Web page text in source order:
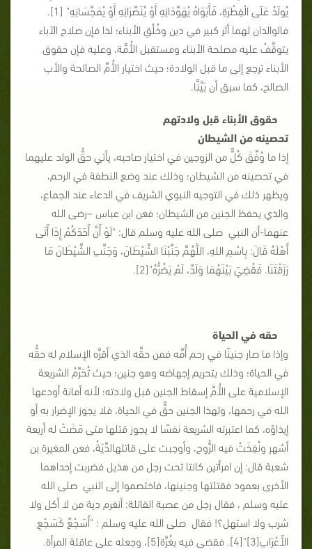
يُولَدُ عَلَى الْفِطْرَةِ، فَأَبَوَاهُ يُهَوِّدَانِهِ أَوْ يُنَصِّرَانِهِ أَوْ يُمَجِّسَانِهِ" [1].
فالوالدان لهما أثر كبير في دين وخُلُقِ الأبناء؛ لذا فإن صلاح الآباء
يتوقَّفُ عليه مصلحة الأبناء ومستقبل الأُمَّة، وعليه فإن حقوق
الأبناء ترجع إلى ما قبل الولادة؛ حيث اختيار الأُمِّ الصالحة والأب
الصالح، كما سبق أن بَيَّنَّا.
حقوق الأبناء قبل ولادتهم
تحصينه من الشيطان
إذا ما وُفِّقَ كُلٌّ من الزوجين في اختيار صاحبه، يأتي حقُّ الولد عليهما
في تحصينه من الشيطان؛ وذلك عند وضع النطفة في الرحم،
ويظهر ذلك في التوجيه النبوي الشريف في الدعاء عند الجماع،
والذي يحفظ الجنين من الشيطان؛ فعن ابن عباس –رضى الله
عنهما-أن النبي صلى الله عليه وسلم قال: "لَوْ أَنَّ أَحَدَكُمْ إِذَا أَتَى
أَهْلَهُ قَالَ: بِاسْمِ اللهِ، اللَّهُمَّ جَنِّبْنَا الشَّيْطَانَ، وَجَنِّبِ الشَّيْطَانَ مَا
رَزَقْتَنَا. فَقُضِيَ بَيْنَهُمَا وَلَدٌ، لَمْ يَضُرُّهُ"[2].
حقه في الحياة
وإذا ما صار جنينًا في رحم أُمِّه فمن حقِّه الذي أقرَّه الإسلام له حقُّه
في الحياة؛ وذلك بتحريم إجهاضه وهو جنين؛ حيث تُحَرِّمُ الشريعة
الإسلامية على الأُمِّ إسقاط الجنين قبل ولادته؛ لأنه أمانة أودعها
الله في رحمها، ولهذا الجنين حقٌّ في الحياة، فلا يجوز الإضرار به أو
إيذاؤه، كما اعتبرته الشريعة نفسًا لا يجوز قتلها متى مَضَتْ له أربعة
أشهر ونُفِخَتْ فيه الرُّوح، وأوجبت على قاتلهالدِّيَةُ، فعن المغيرة بن
شعبة قال: إن امرأتين كانتا تحت رجل من هذيل فضربت إحداهما
الأخرى بعمود فقتلتها وجنينها، فاختصموا إلى النبي صلى الله
عليه وسلم ، فقال رجل من عصبة القاتلة: أنغرم دية من لا أكل ولا
شرب ولا استهل؟! فقال صلى الله عليه وسلم : "أَسَجْعٌ كَسَجْعِ
الأَعْرَابِ[3]"[4]. فقضى فيه بغُرَّة[5]، وجعله على عاقلة المرأة.